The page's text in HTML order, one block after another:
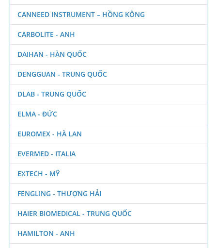
CANNEED INSTRUMENT – HỒNG KÔNG
CARBOLITE - ANH
DAIHAN - HÀN QUỐC
DENGGUAN - TRUNG QUỐC
DLAB - TRUNG QUỐC
ELMA - ĐỨC
EUROMEX - HÀ LAN
EVERMED - ITALIA
EXTECH - MỸ
FENGLING - THƯỢNG HẢI
HAIER BIOMEDICAL - TRUNG QUỐC
HAMILTON - ANH